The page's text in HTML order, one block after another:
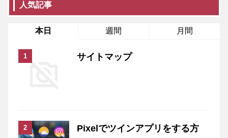
人気記事
本日 週間 月間
サイトマップ
Pixelでツインアプリをする方